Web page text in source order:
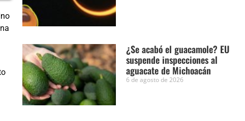
¿Se acabó el guacamole? EU
suspende inspecciones al
aguacate de Michoacán
6 de agosto de 2026